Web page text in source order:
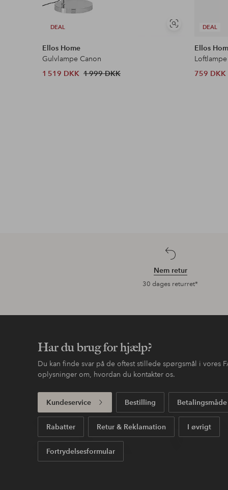
DEAL
Se
Ellos Home
Gulvlampe Canon
1 519 DKK 1 999 DKK
DEAL
Ellos
759 DKK
Nem retur
30 dages returret*
Har du brug for hjælp?
Du kan finde svar på de oftest stillede spørgsmål i vores
oplysninger om, hvordan du kontakter os.
Kundeservice Bestilling Betalingsmåde
Rabatter Retur & Reklamation I øvrigt
Fortrydelsesformular